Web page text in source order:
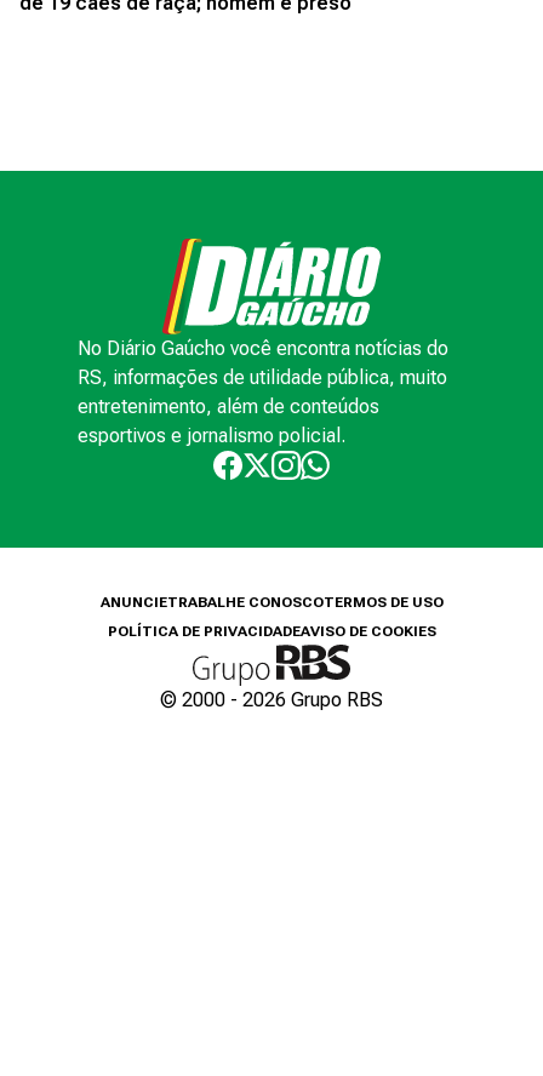
No Diário Gaúcho você encontra notícias do
RS, informações de utilidade pública, muito
entretenimento, além de conteúdos
esportivos e jornalismo policial.
POLÍTICA DE PRIVACIDADEAVISO DE COOKIES
© 2000 -2026Grupo RBS